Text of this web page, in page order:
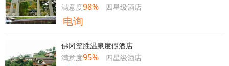
满意度98% 四星级酒店
电询
佛冈篁胜温泉度假酒店
满意度95% 四星级酒店